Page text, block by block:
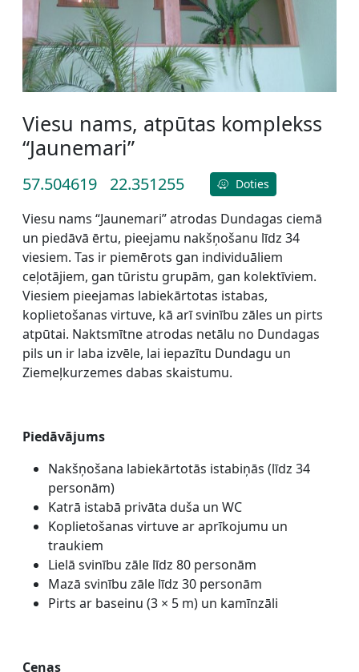
Viesu nams, atpūtas komplekss
“Jaunemari”
57.504619 22.351255 Doties
Viesu nams “Jaunemari” atrodas Dundagas ciemā
un piedāvā ērtu, pieejamu nakšņošanu līdz 34
viesiem. Tas ir piemērots gan individuāliem
ceļotājiem, gan tūristu grupām, gan kolektīviem.
Viesiem pieejamas labiekārtotas istabas,
koplietošanas virtuve, kā arī svinību zāles un pirts
atpūtai. Naktsmītne atrodas netālu no Dundagas
pils un ir laba izvēle, lai iepazītu Dundagu un
Ziemeļkurzemes dabas skaistumu.
Piedāvājums
Nakšņošana labiekārtotās istabiņās (līdz 34
personām)
Katrā istabā privāta duša un WC
Koplietošanas virtuve ar aprīkojumu un
traukiem
Lielā svinību zāle līdz 80 personām
Mazā svinību zāle līdz 30 personām
Pirts ar baseinu (3 × 5 m) un kamīnzāli
Cenas